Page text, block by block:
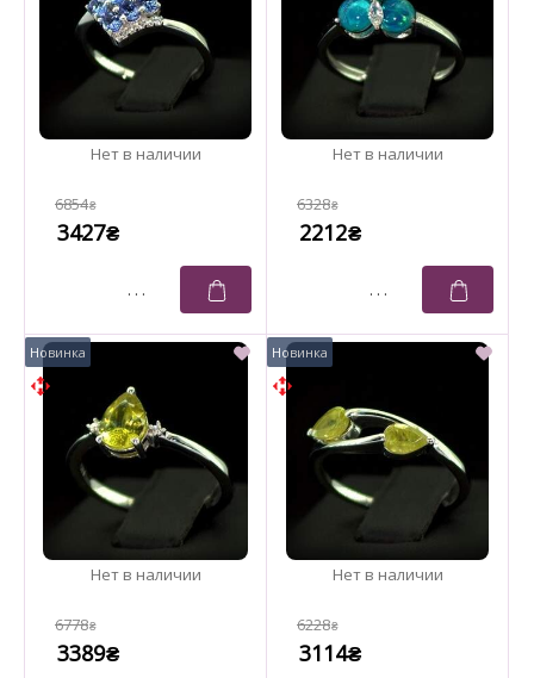
6854₴
3427₴
6328₴
2212₴
6778₴
3389₴
6228₴
3114₴